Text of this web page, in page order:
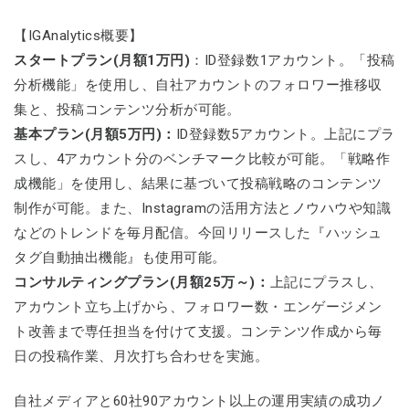
【IGAnalytics概要】
スタートプラン(月額1万円) ：ID登録数1アカウント。「投稿
分析機能」を使用し、自社アカウントのフォロワー推移収
集と、投稿コンテンツ分析が可能。
基本プラン(月額5万円)： ID登録数5アカウント。上記にプラ
スし、4アカウント分のベンチマーク比較が可能。「戦略作
成機能」を使用し、結果に基づいて投稿戦略のコンテンツ
制作が可能。また、Instagramの活用方法とノウハウや知識
などのトレンドを毎月配信。今回リリースした『ハッシュ
タグ自動抽出機能』も使用可能。
コンサルティングプラン(月額25万～)： 上記にプラスし、
アカウント立ち上げから、フォロワー数・エンゲージメン
ト改善まで専任担当を付けて支援。コンテンツ作成から毎
日の投稿作業、月次打ち合わせを実施。
自社メディアと60社90アカウント以上の運用実績の成功ノ